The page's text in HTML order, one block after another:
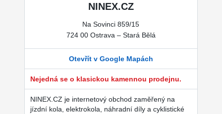
NINEX.CZ
Na Sovinci 859/15
724 00 Ostrava – Stará Bělá
Otevřít v Google Mapách
Nejedná se o klasickou kamennou prodejnu.
NINEX.CZ je internetový obchod zaměřený na
jízdní kola, elektrokola, náhradní díly a cyklistické